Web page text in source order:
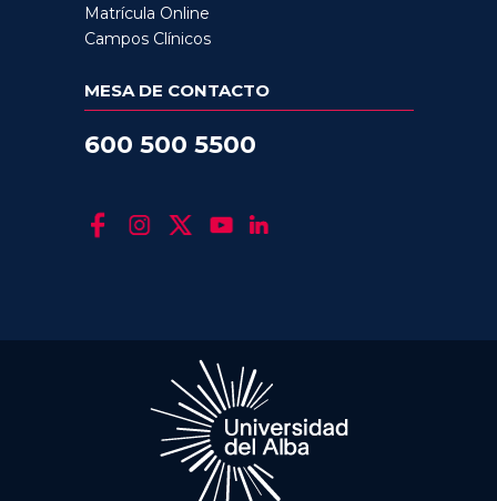
Matrícula Online
Campos Clínicos
MESA DE CONTACTO
600 500 5500